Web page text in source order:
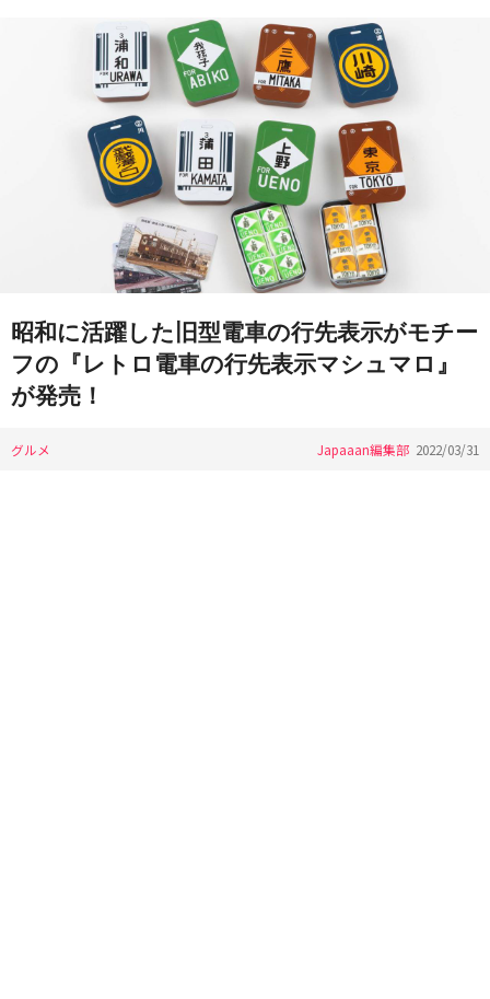
昭和に活躍した旧型電車の行先表示がモチー
フの『レトロ電車の行先表示マシュマロ』
が発売！
グルメ Japaaan編集部 2022/03/31